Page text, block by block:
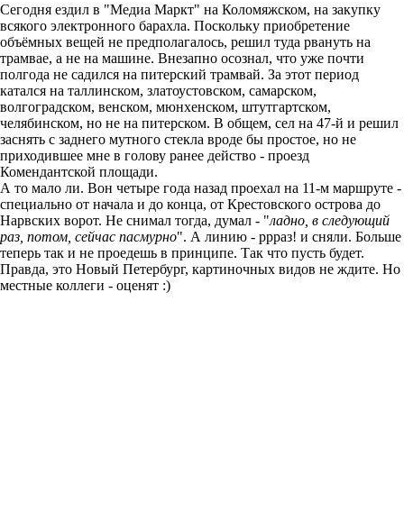
Сегодня ездил в "Медиа Маркт" на Коломяжском, на закупку
всякого электронного барахла. Поскольку приобретение
объёмных вещей не предполагалось, решил туда рвануть на
трамвае, а не на машине. Внезапно осознал, что уже почти
полгода не садился на питерский трамвай. За этот период
катался на таллинском, златоустовском, самарском,
волгоградском, венском, мюнхенском, штутгартском,
челябинском, но не на питерском. В общем, сел на 47-й и решил
заснять с заднего мутного стекла вроде бы простое, но не
приходившее мне в голову ранее действо - проезд
Комендантской площади.
А то мало ли. Вон четыре года назад проехал на 11-м маршруте -
специально от начала и до конца, от Крестовского острова до
Нарвских ворот. Не снимал тогда, думал - "ладно, в следующий
раз, потом, сейчас пасмурно". А линию - ррраз! и сняли. Больше
теперь так и не проедешь в принципе. Так что пусть будет.
Правда, это Новый Петербург, картиночных видов не ждите. Но
местные коллеги - оценят :)